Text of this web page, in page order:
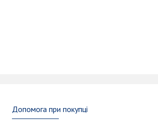
Допомога при покупці